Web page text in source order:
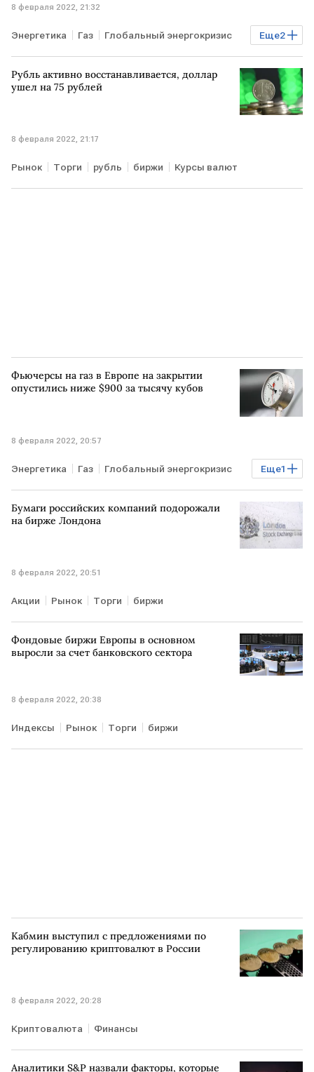
8 февраля 2022, 21:32
Еще2
Энергетика Газ Глобальный энергокризис
ЕВРОПА РОССИЯ
Рубль активно восстанавливается, доллар
ушел на 75 рублей
8 февраля 2022, 21:17
Рынок Торги рубль биржи Курсы валют
Фьючерсы на газ в Европе на закрытии
опустились ниже $900 за тысячу кубов
8 февраля 2022, 20:57
Еще1
Энергетика Газ Глобальный энергокризис
ЕВРОПА
Бумаги российских компаний подорожали
на бирже Лондона
8 февраля 2022, 20:51
Акции Рынок Торги биржи
Фондовые биржи Европы в основном
выросли за счет банковского сектора
8 февраля 2022, 20:38
Индексы Рынок Торги биржи
Кабмин выступил с предложениями по
регулированию криптовалют в России
8 февраля 2022, 20:28
Криптовалюта Финансы
Аналитики S&P назвали факторы, которые